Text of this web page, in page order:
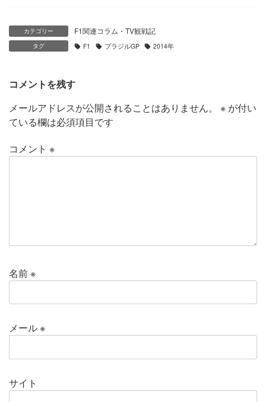
カテゴリー F1関連コラム・TV観戦記
タグ F1 ブラジルGP 2014年
コメントを残す
メールアドレスが公開されることはありません。
※ が付い
ている欄は必須項目です
コメント ※
名前※
メール※
サイト